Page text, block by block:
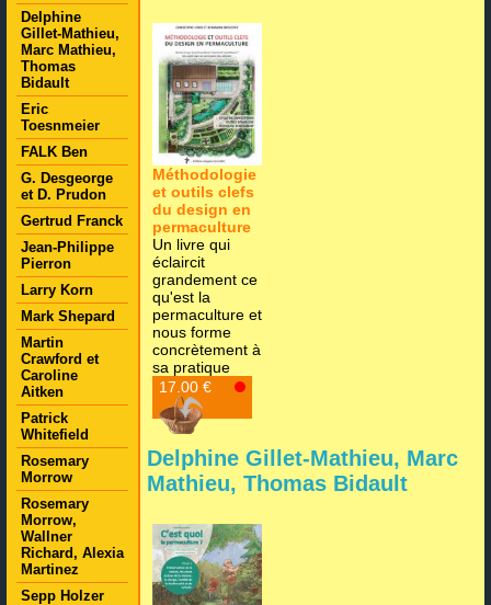
Delphine
Gillet-Mathieu,
Marc Mathieu,
Thomas
Bidault
Eric
Toesnmeier
FALK Ben
G. Desgeorge
et D. Prudon
Gertrud Franck
Jean-Philippe
Pierron
Larry Korn
Mark Shepard
Martin
Crawford et
Caroline
Aitken
Patrick
Whitefield
Rosemary
Morrow
Rosemary
Morrow,
Wallner
Richard, Alexia
Martinez
Sepp Holzer
Méthodologie
et outils clefs
du design en
permaculture
Un livre qui
éclaircit
grandement ce
qu'est la
permaculture et
nous forme
concrètement à
sa pratique
Lire la suite
17.00 €
Delphine Gillet-Mathieu, Marc
Mathieu, Thomas Bidault